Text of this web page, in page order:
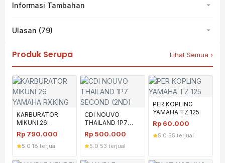
Informasi Tambahan
Ulasan (79)
Produk Serupa Lihat Semua ›
KARBURATOR
MIKUNI 26
YAMAHA RXKING
Rp 790.000
5.0 18 terjual
CDI NOUVO
THAILAND 1P7
SECOND (2ND)
Rp 500.000
5.0 53 terjual
PER KOPLING
YAMAHA TZ 125
Rp 60.000
5.0 55 terjual